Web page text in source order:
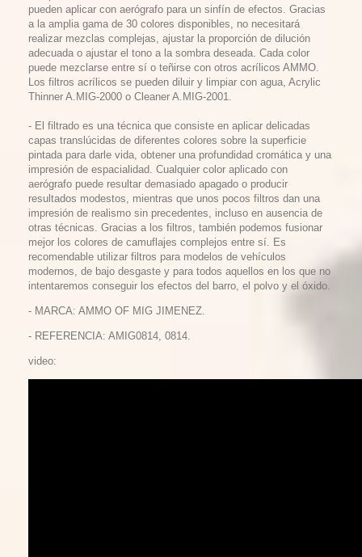
pueden aplicar con aerógrafo para un sinfín de efectos. Gracias
a la amplia gama de 30 colores disponibles, no necesitará
realizar mezclas complejas, ajustar la proporción de dilución
adecuada o ajustar el tono a la sombra deseada. Cada color
puede mezclarse entre sí o teñirse con otros acrílicos AMMO.
Los filtros acrílicos se pueden diluir y limpiar con agua, Acrylic
Thinner A.MIG-2000 o Cleaner A.MIG-2001.
- El filtrado es una técnica que consiste en aplicar delicadas
capas translúcidas de diferentes colores sobre la superficie
pintada para darle vida, obtener una profundidad cromática y una
impresión de espacialidad. Cualquier color aplicado con
aerógrafo puede resultar demasiado apagado o producir
resultados modestos, mientras que unos pocos filtros dan una
impresión de realismo sin precedentes, incluso en ausencia de
otras técnicas. Gracias a los filtros, también podemos fusionar
mejor los colores de camuflajes complejos entre sí. Es
recomendable utilizar filtros para modelos de vehículos
modernos, de bajo desgaste y para todos aquellos en los que no
intentaremos conseguir los efectos del barro, el polvo y el óxido.
- MARCA: AMMO OF MIG JIMENEZ.
- REFERENCIA: AMIG0814, 0814.
video: